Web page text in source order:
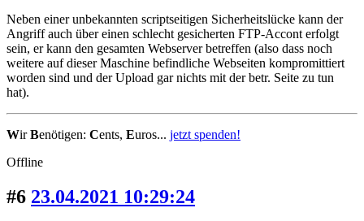
Neben einer unbekannten scriptseitigen Sicherheitslücke kann der
Angriff auch über einen schlecht gesicherten FTP-Accont erfolgt
sein, er kann den gesamten Webserver betreffen (also dass noch
weitere auf dieser Maschine befindliche Webseiten kompromittiert
worden sind und der Upload gar nichts mit der betr. Seite zu tun
hat).
WirBenötigen: Cents, Euros... jetzt spenden!
Offline
#6 23.04.2021 10:29:24